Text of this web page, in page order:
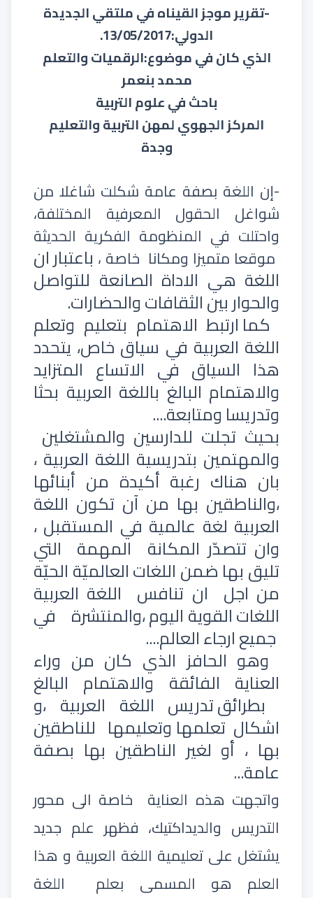
-تقرير موجز القيناه في ملتقي الجديدة
الدولي:13/05/2017.
الذي كان في موضوع:الرقميات والتعلم
محمد بنعمر
باحث في علوم التربية
المركز الجهوي لمهن التربية والتعليم
وجدة
-إن اللغة بصفة عامة شكلت شاغلا من
شواغل الحقول المعرفية المختلفة،
واحتلت في المنظومة الفكرية الحديثة
موقعا متميزا ومكانا خاصة ، باعتبار ان
اللغة هي الاداة الصانعة للتواصل
والحوار بين الثقافات والحضارات.
كما ارتبط الاهتمام بتعليم وتعلم
اللغة العربية في سياق خاص، يتحدد
هذا السياق في الاتساع المتزايد
والاهتمام البالغ باللغة العربية بحثا
وتدريسا ومتابعة....
بحيث تجلت للدارسين والمشتغلين
والمهتمين بتدريسية اللغة العربية ،
بان هناك رغبة أكيدة من أبنائها
،والناطقين بها من آن تكون اللغة
العربية لغة عالمية في المستقبل ،
وان تتصدّر المكانة المهمة التي
تليق بها ضمن اللغات العالميّة الحيّة
من اجل ان تنافس اللغة العربية
اللغات القوية اليوم ،والمنتشرة في
جميع ارجاء العالم....
وهو الحافز الذي كان من وراء
العناية الفائقة والاهتمام البالغ
بطرائق تدريس اللغة العربية ،و
اشكال تعلمها وتعليمها للناطقين
بها ، أو لغير الناطقين بها بصفة
عامة...
واتجهت هذه العناية خاصة الى محور
التدريس والديداكتيك، فظهر علم جديد
يشتغل على تعليمية اللغة العربية و هذا
العلم هو المسمى بعلم
اللغة